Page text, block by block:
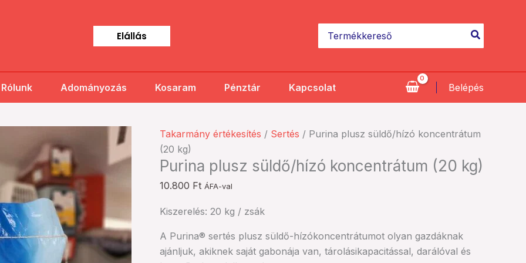
Elállás
for:
Rólunk Adományozás Kosaram Pénztár Kapcsolat Belépés
Takarmány értékesítés / Sertés / Purina plusz süldő/hízó koncentrátum
(20 kg)
Purina plusz süldő/hízó koncentrátum (20 kg)
10.800 Ft ÁFA-val
Kiszerelés: 20 kg / zsák
A Purina® sertés plusz süldő-hízókoncentrátumot olyan gazdáknak
ajánljuk, akiknek saját gabonája van, tárolásikapacitással, darálóval és
Purina
plusz
süldő/hízó
koncentrátum
kg)
mennyiség